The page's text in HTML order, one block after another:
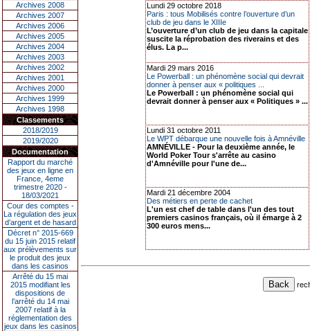
Archives 2008
Archives 2007
Archives 2006
Archives 2005
Archives 2004
Archives 2003
Archives 2002
Archives 2001
Archives 2000
Archives 1999
Archives 1998
Classements
2018/2019
2019/2020
Documentation
Rapport du marché
des jeux en ligne en
France, 4eme
trimestre 2020 -
18/03/2021
Cour des comptes -
La régulation des jeux
d’argent et de hasard
Décret n° 2015-669
du 15 juin 2015 relatif
aux prélèvements sur
le produit des jeux
dans les casinos
Arrêté du 15 mai
2015 modifiant les
dispositions de
l’arrêté du 14 mai
2007 relatif à la
réglementation des
jeux dans les casinos
Lundi 29 octobre 2018
Paris : tous Mobilisés contre l’ouverture d’un
club de jeu dans le XIIIe
L’ouverture d’un club de jeu dans la capitale
suscite la réprobation des riverains et des
élus. La p...
Mardi 29 mars 2016
Le Powerball : un phénomène social qui devrait
donner à penser aux « politiques ...
Le Powerball : un phénomène social qui
devrait donner à penser aux « Politiques » ...
Lundi 31 octobre 2011
Le WPT débarque une nouvelle fois à Amnéville
AMNÉVILLE - Pour la deuxième année, le
World Poker Tour s'arrête au casino
d'Amnéville pour l'une de...
Mardi 21 décembre 2004
Des métiers en perte de cachet
L'un est chef de table dans l'un des tout
premiers casinos français, où il émarge à 2
300 euros mens...